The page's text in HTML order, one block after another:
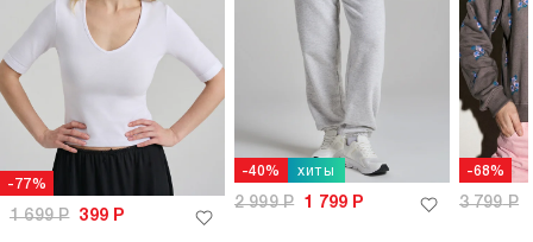
-77%
1 699Р 399 Р
-40% хиты
2 999Р 1 799 Р
-68%
3 799Р